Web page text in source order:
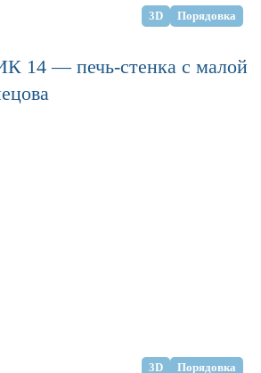
3D Порядовка
14 — печь-стенка с малой
3D Порядовка